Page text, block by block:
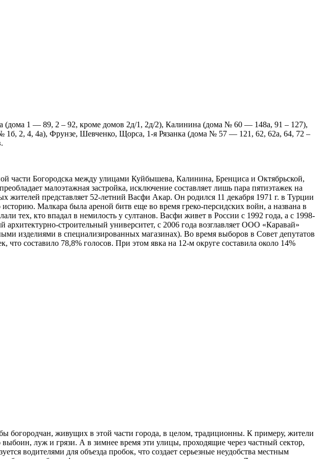
1 — 89, 2 – 92, кроме домов 2д/1, 2д/2), Калинина (дома № 60 — 148а, 91 – 127),
2, 4, 4а), Фрунзе, Шевченко, Щорса, 1-я Рязанка (дома № 57 — 121, 62, 62а, 64, 72 –
части Богородска между улицами Куйбышева, Калинина, Бренциса и Октябрьской,
малоэтажная застройка, исключение составляет лишь пара пятиэтажек на
жителей представляет 52-летний Васфи Акар. Он родился 11 декабря 1971 г. в Турции
Малкара была ареной битв еще во время греко-персидских войн, а названа в
тех, кто впадал в немилость у султанов. Васфи живет в России с 1992 года, а с 1998-
строительный университет, с 2006 года возглавляет ООО «Каравай»
изделиями в специализированных магазинах). Во время выборов в Совет депутатов
что составило 78,8% голосов. При этом явка на 12-м округе составила около 14%
богородчан, живущих в этой части города, в целом, традиционны. К примеру, жители
луж и грязи. А в зимнее время эти улицы, проходящие через частный сектор,
водителями для объезда пробок, что создает серьезные неудобства местным